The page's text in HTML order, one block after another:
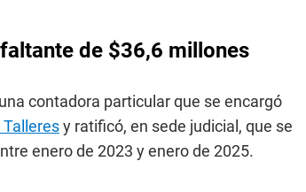
de $36,6 millones
contadora particular que se encargó
y ratificó, en sede judicial, que se
enero de 2023 y enero de 2025.